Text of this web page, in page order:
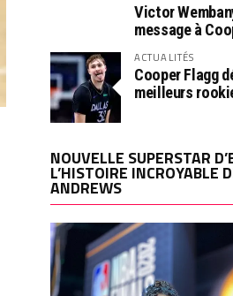
Victor
message à
ACTUALITÉS
Cooper Flagg
meilleurs
NOUVELLE SUPERSTAR
L’HISTOIRE INCROYABLE
ANDREWS